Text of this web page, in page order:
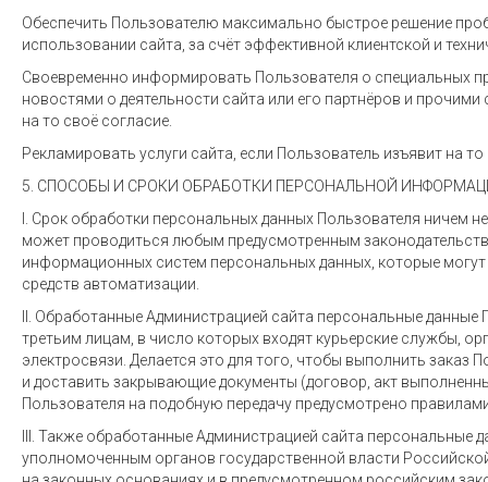
Обеспечить Пользователю максимально быстрое решение
использовании сайта, за счёт эффективной клиентской и
Своевременно информировать Пользователя о специальных
новостями о деятельности сайта или его партнёров и
на то своё согласие.
Рекламировать услуги сайта, если Пользователь изъявит на
5. СПОСОБЫ И СРОКИ ОБРАБОТКИ ПЕРСОНАЛЬНОЙ
I. Срок обработки персональных данных Пользователя ничем
может проводиться любым предусмотренным
информационных систем персональных данных, которые
средств автоматизации.
II. Обработанные Администрацией сайта персональные данные
третьим лицам, в число которых входят курьерские службы,
электросвязи. Делается это для того, чтобы выполнить заказ
и доставить закрывающие документы (договор, акт
Пользователя на подобную передачу предусмотрено
III. Также обработанные Администрацией сайта персональные
уполномоченным органов государственной власти